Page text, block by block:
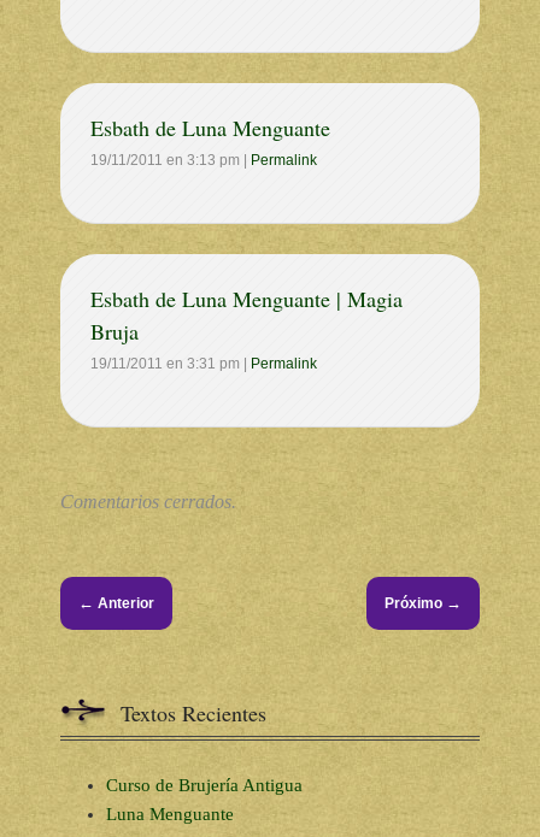
Esbath de Luna Menguante
19/11/2011 en 3:13 pm Permalink
Esbath de Luna Menguante | Magia
Bruja
19/11/2011 en 3:31 pm Permalink
Comentarios cerrados.
← Anterior Próximo →
Textos Recientes
Curso de Brujería Antigua
Luna Menguante